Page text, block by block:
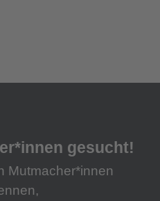
gesucht!
Mutmacher*innen